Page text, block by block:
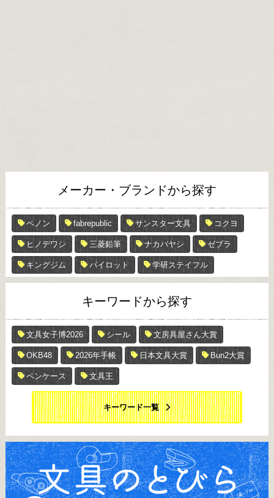
メーカー・ブランドから探す
ペノン fabrepublic サンスター文具 コクヨ
ヒノデワシ 三菱鉛筆 ナカバヤシ ゼブラ
キングジム パイロット 学研ステイフル
キーワードから探す
文具女子博2026 シール 文房具屋さん大賞
OKB48 2026年手帳 日本文具大賞 Bun2大賞
ペンケース 文具王
キーワード一覧